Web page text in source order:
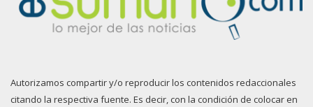
Autorizamos compartir y/o reproducir los contenidos redaccionales
citando la respectiva fuente. Es decir, con la condición de colocar en